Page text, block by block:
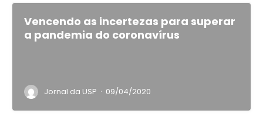
Vencendo as incertezas para superar
a pandemia do coronavírus
Jornal da USP · 09/04/2020